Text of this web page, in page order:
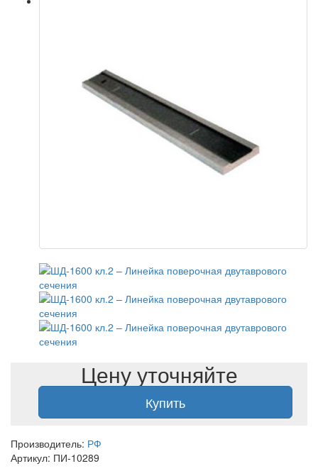
Цену уточняйте
Купить
Производитель: РФ
Артикул: ПИ-10289